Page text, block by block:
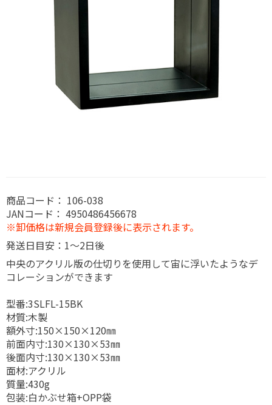
商品コード： 106-038
JANコード： 4950486456678
※卸価格は新規会員登録後に表示されます。
発送日目安：1～2日後
中央のアクリル版の仕切りを使用して宙に浮いたようなデ
コレーションができます
型番:3SLFL-15BK
材質:木製
額外寸:150×150×120㎜
前面内寸:130×130×53㎜
後面内寸:130×130×53㎜
面材:アクリル
質量:430g
包装:白かぶせ箱+OPP袋